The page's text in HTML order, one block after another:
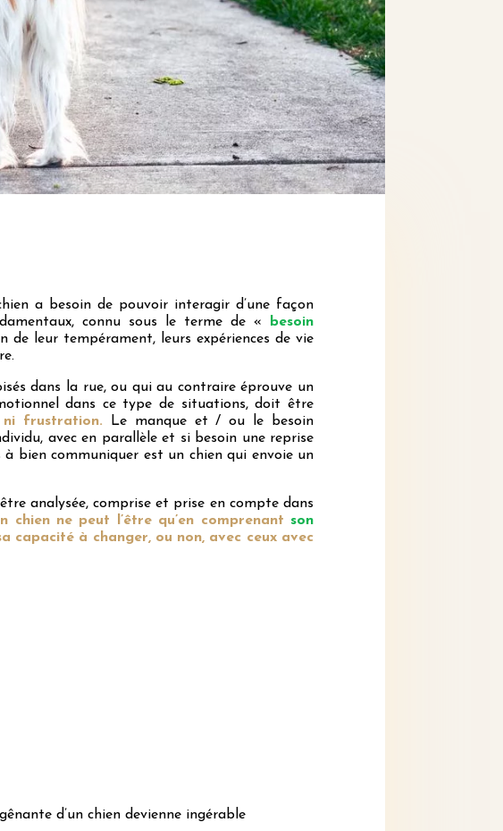
a besoin de pouvoir interagir d’une façon
connu sous le terme de «
besoin
de leur tempérament, leurs expériences de vie
dans la rue, ou qui au contraire éprouve un
dans ce type de situations, doit être
ni frustration.
Le manque et / ou le besoin
avec en parallèle et si besoin une reprise
bien communiquer est un chien qui envoie un
analysée, comprise et prise en compte dans
chien ne peut l’être qu’en comprenantson
capacité à changer, ou non, avec ceux avec
d’un chien devienne ingérable